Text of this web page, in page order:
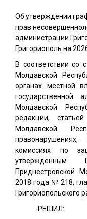
Об утверждении
прав
администрации
Григориополь на
В соответствии со
Молдавской
органах местной
государственной
Молдавской
редакции,
Молдавской
комиссиях по
утвержденным
Приднестровской
2018 года № 218,
Григориопольского
РЕШИЛ: